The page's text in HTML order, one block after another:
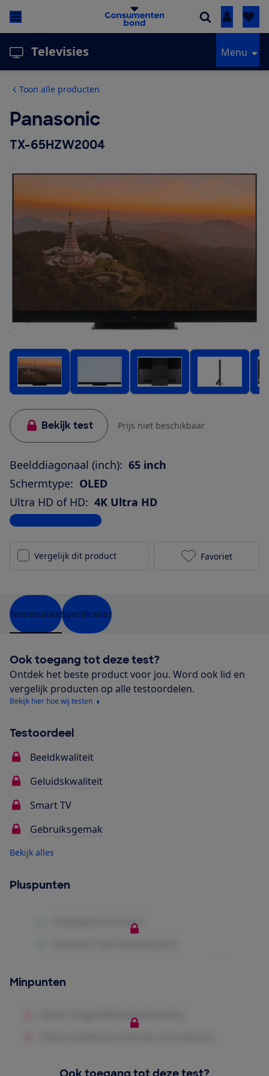
Inloggen
Televisies Menu
Toon alle producten
Panasonic
TX-65HZW2004
Bekijk test Prijs niet beschikbaar
Beelddiagonaal (inch): 65 inch
Schermtype: OLED
Ultra HD of HD: 4K Ultra HD
Bekijk alle specificaties
Vergelijk dit product Panasonic
Favoriet
TestresultaatSpecificaties
Ook toegang tot deze test?
Ontdek het beste product voor jou. Word ook lid en
vergelijk producten op alle testoordelen.
Bekijk hier hoe wij testen
Testoordeel
Beeldkwaliteit
Geluidskwaliteit
Smart TV
Gebruiksgemak
Bekijk alles
Pluspunten
Minpunten